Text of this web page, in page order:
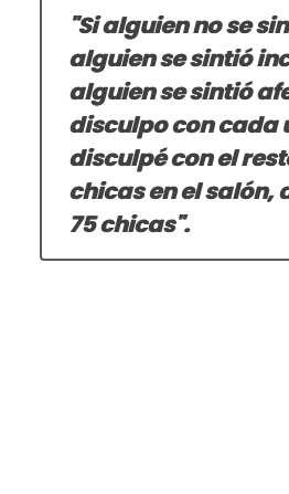
"Si alguien no se
alguien se sintió
alguien se sintió
disculpo con cada
disculpé con el
chicas en el salón,
75 chicas".